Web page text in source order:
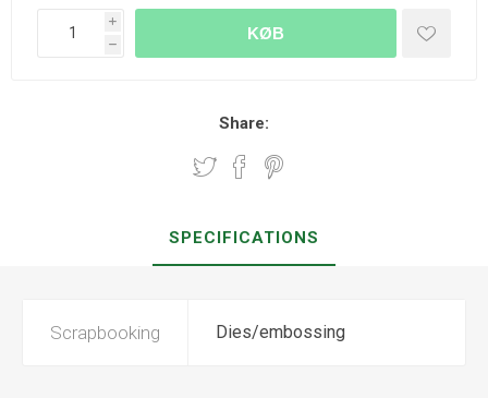
i
h
KØB
Share:
SPECIFICATIONS
Scrapbooking Dies/embossing